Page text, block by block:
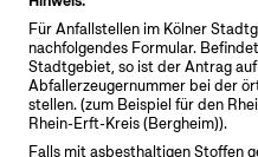
Für Anfallstellen im Kölner
nachfolgendes Formular.
Stadtgebiet, so ist der Antrag
Abfallerzeugernummer bei der
stellen. (zum Beispiel für den
Rhein-Erft-Kreis (Bergheim)).
Falls mit asbesthaltigen Stoffen